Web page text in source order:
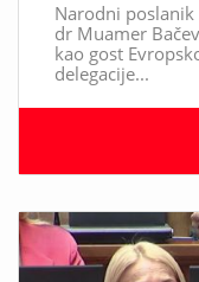
Narodni
dr Muamer
kao gost
delegacije...